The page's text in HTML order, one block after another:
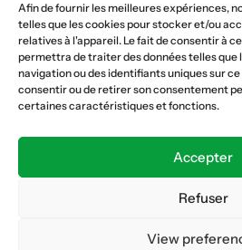
Afin de fournir les meilleures expériences,
telles que les cookies pour stocker et/ou
relatives à l'appareil. Le fait de consentir à
permettra de traiter des données telles
navigation ou des identifiants uniques sur ce
consentir ou de retirer son consentement
certaines caractéristiques et fonctions.
Accepter
Refuser
View
Maçonnerie et génie civil
Parqueterie et sols
Menuiserie et bois
Plâtrerie et peinture
Nous suivre
Formation continue
Caisse AVS 66.1